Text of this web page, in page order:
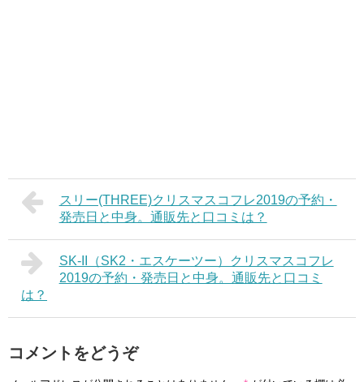
スリー(THREE)クリスマスコフレ2019の予約・
発売日と中身。通販先と口コミは？
SK-II（SK2・エスケーツー）クリスマスコフレ
2019の予約・発売日と中身。通販先と口コミ
は？
コメントをどうぞ